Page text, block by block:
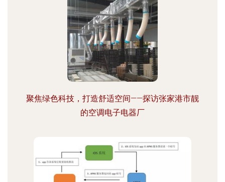
聚焦绿色科技，打造舒适空间——探访张家港市靓
的空调电子电器厂